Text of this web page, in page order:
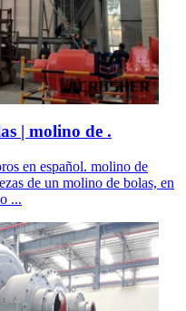
| molino de .
en español. molino de
de un molino de bolas, en
...